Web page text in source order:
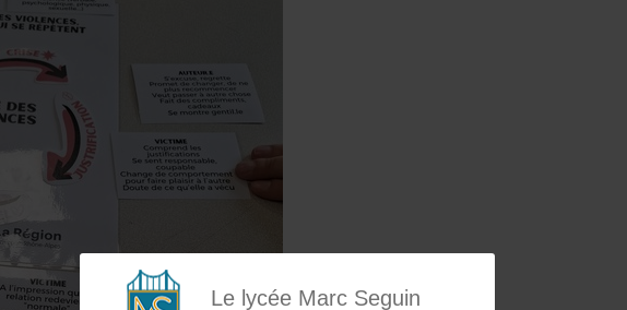
Le lycée Marc Seguin